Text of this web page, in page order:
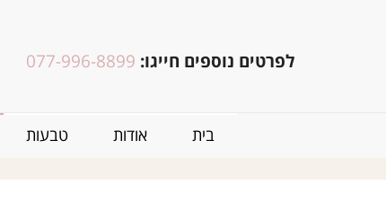
לפרטים נוספים חייגו: 077-996-8899
בית אודות טבעות